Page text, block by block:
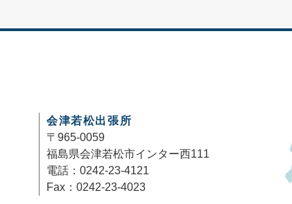
会津若松出張所
〒965-0059
福島県会津若松市インター西111
電話：0242-23-4121
Fax：0242-23-4023